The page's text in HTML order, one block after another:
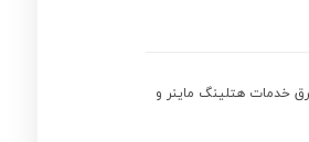
خدمات هتلینگ ماینر و